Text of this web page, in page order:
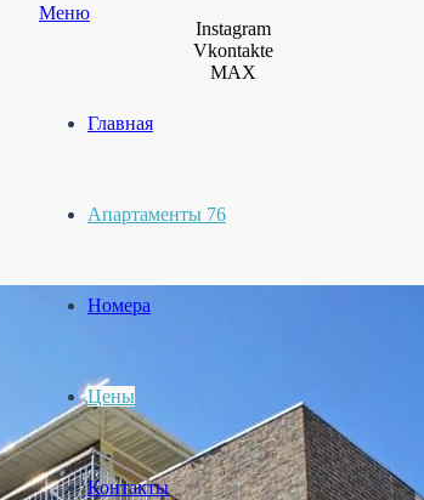
Меню
Главная
Апартаменты 76
Номера
Цены
Контакты
Instagram
Vkontakte
MAX